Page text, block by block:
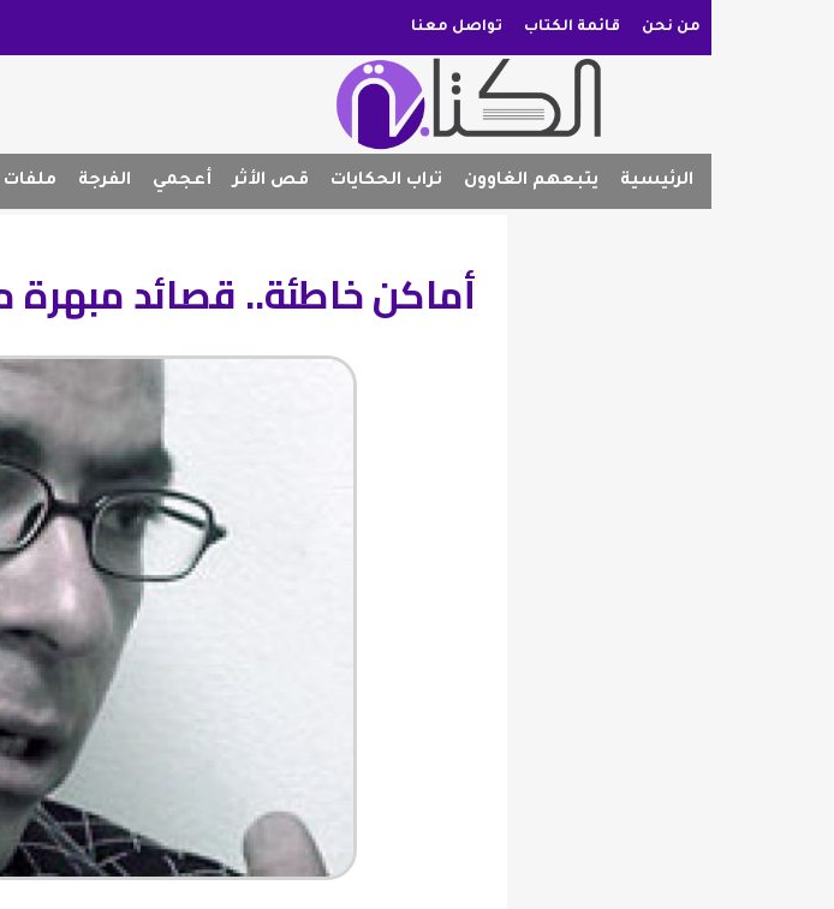
من نحن قائمة الكتاب تواصل معنا
الرئيسية يتبعهم الغاوون تراب الحكايات قص الأثر أعجمي الفرجة ملفات
أماكن خاطئة.. قصائد مبهرة